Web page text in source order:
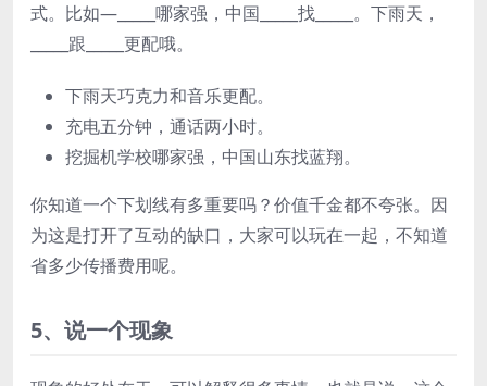
式。比如—_____哪家强，中国_____找_____。下雨天，
_____跟_____更配哦。
下雨天巧克力和音乐更配。
充电五分钟，通话两小时。
挖掘机学校哪家强，中国山东找蓝翔。
你知道一个下划线有多重要吗？价值千金都不夸张。因
为这是打开了互动的缺口，大家可以玩在一起，不知道
省多少传播费用呢。
5、说一个现象